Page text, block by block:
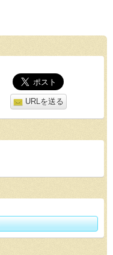
URLを送る